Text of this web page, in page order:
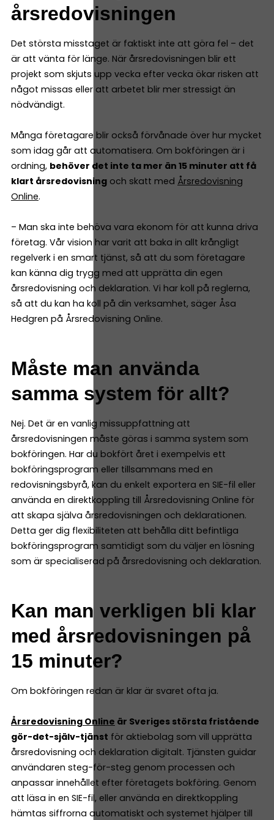
årsredovisningen
Det största misstaget är faktiskt inte att göra fel – det
är att vänta för länge. När årsredovisningen blir ett
projekt som skjuts upp vecka efter vecka ökar risken att
något missas eller att arbetet blir mer stressigt än
nödvändigt.
Många företagare blir också förvånade över hur mycket
som idag går att automatisera. Om bokföringen är i
ordning, behöver det inte ta mer än 15 minuter att få
klart årsredovisning och skatt med Årsredovisning
Online.
– Man ska inte behöva vara ekonom för att kunna driva
företag. Vår vision har varit att baka in allt krångligt
regelverk i en smart tjänst, så att du som företagare
kan känna dig trygg med att upprätta din egen
årsredovisning och deklaration. Vi har koll på reglerna,
så att du kan ha koll på din verksamhet, säger Åsa
Hedgren på Årsredovisning Online.
Måste man använda
samma system för allt?
Nej. Det är en vanlig missuppfattning att
årsredovisningen måste göras i samma system som
bokföringen. Har du bokfört året i exempelvis ett
bokföringsprogram eller tillsammans med en
redovisningsbyrå, kan du enkelt exportera en SIE-fil eller
använda en direktkoppling till Årsredovisning Online för
att skapa själva årsredovisningen och deklarationen.
Detta ger dig flexibiliteten att behålla ditt befintliga
bokföringsprogram samtidigt som du väljer en lösning
som är specialiserad på årsredovisning och deklaration.
Kan man verkligen bli klar
med årsredovisningen på
15 minuter?
Om bokföringen redan är klar är svaret ofta ja.
Årsredovisning Online är Sveriges största fristående
gör-det-själv-tjänst för aktiebolag som vill upprätta
årsredovisning och deklaration digitalt. Tjänsten guidar
användaren steg-för-steg genom processen och
anpassar innehållet efter företagets bokföring. Genom
att läsa in en SIE-fil, eller använda en direktkoppling
hämtas siffrorna automatiskt och systemet hjälper till